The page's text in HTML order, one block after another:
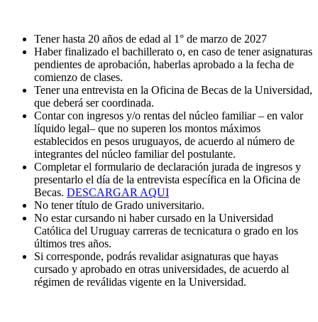
Tener hasta 20 años de edad al 1° de marzo de 2027
Haber finalizado el bachillerato o, en caso de tener asignaturas
pendientes de aprobación, haberlas aprobado a la fecha de
comienzo de clases.
Tener una entrevista en la Oficina de Becas de la Universidad,
que deberá ser coordinada.
Contar con ingresos y/o rentas del núcleo familiar – en valor
líquido legal– que no superen los montos máximos
establecidos en pesos uruguayos, de acuerdo al número de
integrantes del núcleo familiar del postulante.
Completar el formulario de declaración jurada de ingresos y
presentarlo el día de la entrevista específica en la Oficina de
Becas. DESCARGAR AQUI
No tener título de Grado universitario.
No estar cursando ni haber cursado en la Universidad
Católica del Uruguay carreras de tecnicatura o grado en los
últimos tres años.
Si corresponde, podrás revalidar asignaturas que hayas
cursado y aprobado en otras universidades, de acuerdo al
régimen de reválidas vigente en la Universidad.